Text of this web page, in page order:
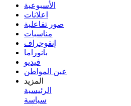
الأسبوعية
اعلانات
صور تفاعلية
مناسبات
إنفوجراف
بانوراما
فيديو
عين المواطن
المزيد
الرئيسية
سياسة